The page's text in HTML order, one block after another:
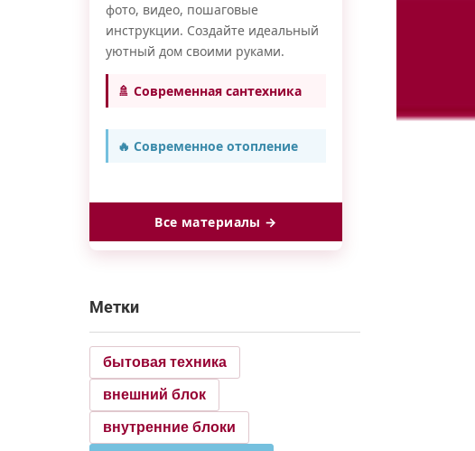
фото, видео, пошаговые
инструкции. Создайте идеальный
уютный дом своими руками.
🚿 Современная сантехника
🔥 Современное отопление
Все материалы →
Метки
бытовая техника
внешний блок
внутренние блоки